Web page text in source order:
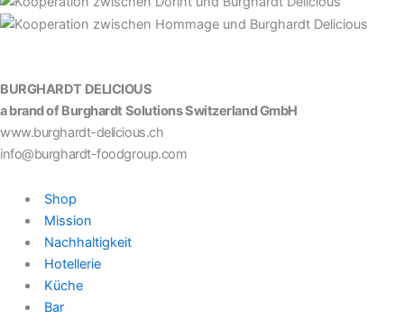
BURGHARDT DELICIOUS
a brand of Burghardt Solutions Switzerland GmbH
www.burghardt-delicious.ch
info@burghardt-foodgroup.com
Shop
Mission
Nachhaltigkeit
Hotellerie
Küche
Bar